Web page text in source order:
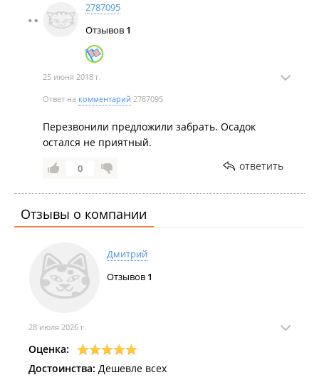
2787095
Отзывов 1
25 июня 2018 г.
Ответ на комментарий 2787095
Перезвонили предложили забрать. Осадок
остался не приятный.
0 ответить
Отзывы о компании
Дмитрий
Отзывов 1
28 июля 2026 г.
Оценка:
Достоинства: Дешевле всех